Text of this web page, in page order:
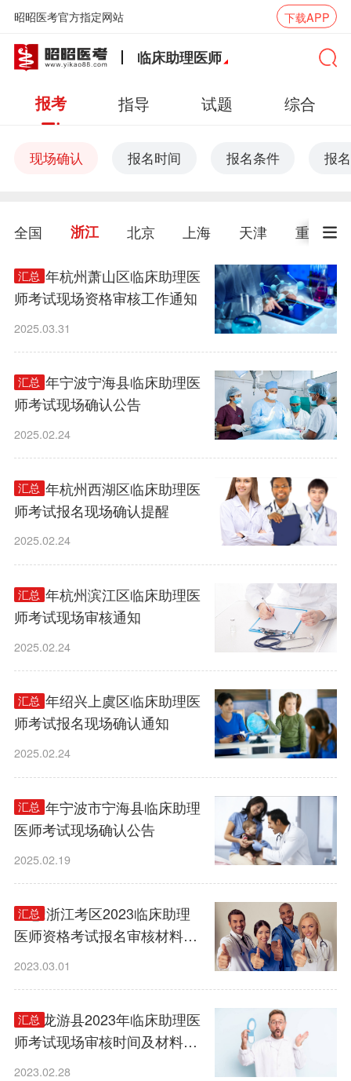
昭昭医考官方指定网站 下载APP
临床助理医师
报考 指导 试题 综合
现场确认 报名时间 报名条件 报
全国 浙江 北京 上海 天津 重庆
汇总
2025年杭州萧山区临床助理医
师考试现场资格审核工作通知
2025.03.31
汇总
2025年宁波宁海县临床助理医
师考试现场确认公告
2025.02.24
汇总
2025年杭州西湖区临床助理医
师考试报名现场确认提醒
2025.02.24
汇总
2025年杭州滨江区临床助理医
师考试现场审核通知
2025.02.24
汇总
2025年绍兴上虞区临床助理医
师考试报名现场确认通知
2025.02.24
汇总
2025年宁波市宁海县临床助理
医师考试现场确认公告
2025.02.19
汇总
汇总!浙江考区2023临床助理
医师资格考试报名审核材料要
2023.03.01
汇总
衢州龙游县2023年临床助理医
师考试现场审核时间及材料要
求
2023.02.28